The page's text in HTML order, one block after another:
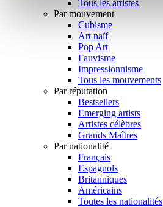
Tous les artistes
Par mouvement
Cubisme
Art naïf
Pop Art
Fauvisme
Impressionnisme
Tous les mouvements
Par réputation
Bestsellers
Emerging artists
Artistes célèbres
Grands Maîtres
Par nationalité
Français
Espagnols
Britanniques
Américains
Toutes les nationalités